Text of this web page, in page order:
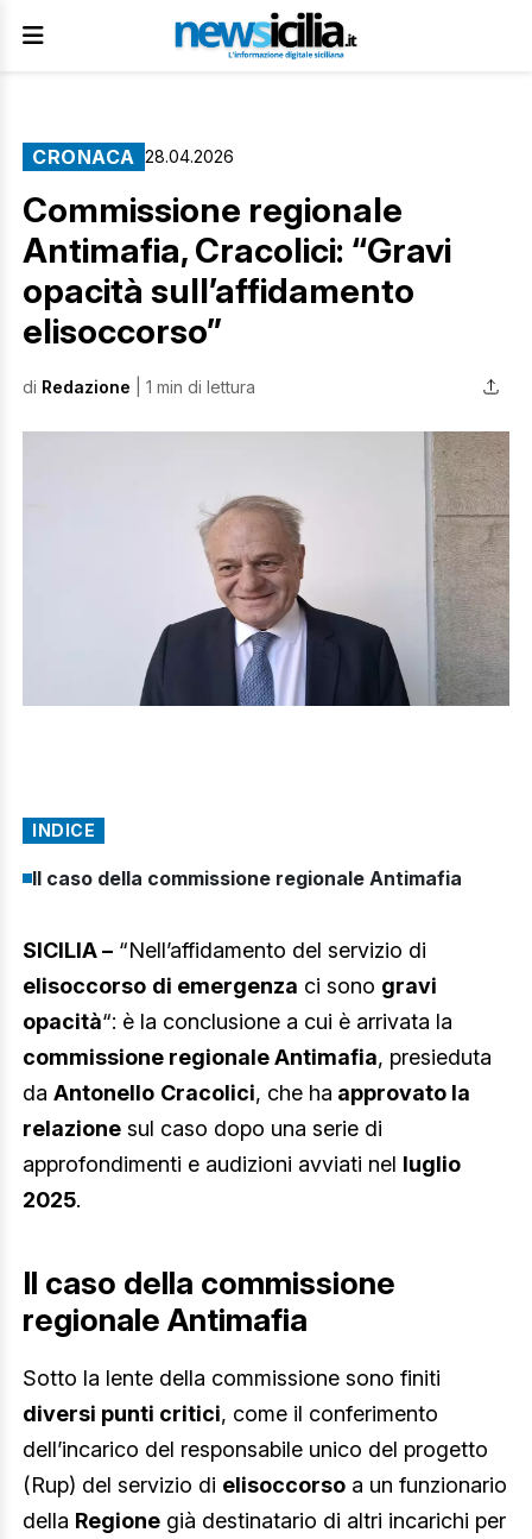
CRONACA 28.04.2026
Commissione regionale
Antimafia, Cracolici: “Gravi
opacità sull’affidamento
elisoccorso”
di Redazione | 1 min di lettura
INDICE
Il caso della commissione regionale Antimafia
SICILIA – “Nell’affidamento del servizio di
elisoccorso di emergenza ci sono gravi
opacità“: è la conclusione a cui è arrivata la
commissione regionale Antimafia, presieduta
da Antonello Cracolici, che ha approvato la
relazione sul caso dopo una serie di
approfondimenti e audizioni avviati nel luglio
2025.
Il caso della commissione
regionale Antimafia
Sotto la lente della commissione sono finiti
diversi punti critici, come il conferimento
dell’incarico del responsabile unico del progetto
(Rup) del servizio di elisoccorso a un funzionario
della Regione già destinatario di altri incarichi per